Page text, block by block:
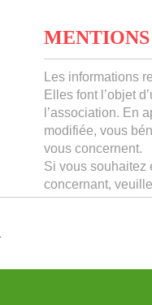
Les informations
Elles font l’objet
l’association. En
modifiée, vous
vous concernent.
Si vous souhaitez
concernant,